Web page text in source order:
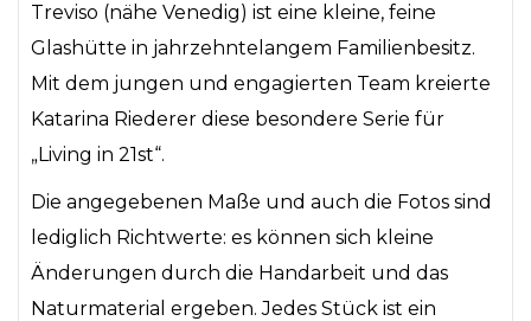
Treviso (nähe Venedig) ist eine kleine, feine
Glashütte in jahrzehntelangem Familienbesitz.
Mit dem jungen und engagierten Team kreierte
Katarina Riederer diese besondere Serie für
„Living in 21st“.
Die angegebenen Maße und auch die Fotos sind
lediglich Richtwerte: es können sich kleine
Änderungen durch die Handarbeit und das
Naturmaterial ergeben. Jedes Stück ist ein